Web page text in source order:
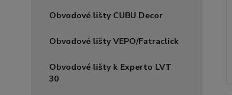
Obvodové lišty CUBU Decor
Obvodové lišty VEPO/Fatraclick
Obvodové lišty k Experto LVT
30